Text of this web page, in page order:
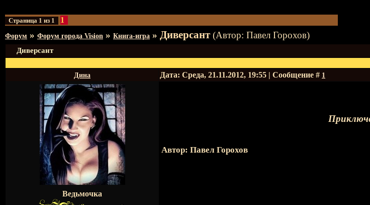
Страница 1 из 1 1
Форум » Форум города Vision » Книга-игра » Диверсант (Автор: Павел Горохов)
Диверсант
Дина Дата: Среда, 21.11.2012, 19:55 | Сообщение # 1
Ведьмочка
Автор: Павел Горохов